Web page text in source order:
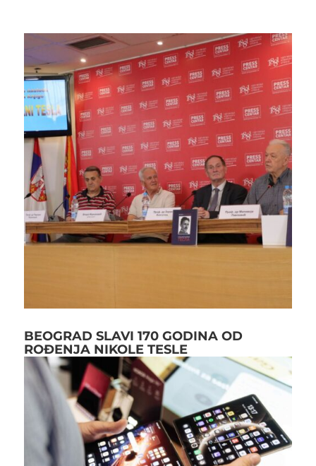
BEOGRAD SLAVI 170 GODINA OD
ROĐENJA NIKOLE TESLE